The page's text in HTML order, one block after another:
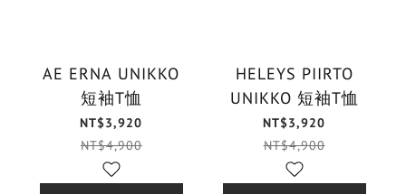
AE ERNA UNIKKO
短袖T恤
NT$3,920
NT$4,900
HELEYS PIIRTO
UNIKKO 短袖T恤
NT$3,920
NT$4,900